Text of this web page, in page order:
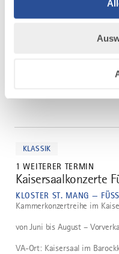
KLASSIK
1 WEITERER TERMIN
1
Kaisersaalkonzerte
KLOSTER ST. MANG —
Kammerkonzertreihe im
von Juni bis August –
VA-Ort: Kaisersaal im